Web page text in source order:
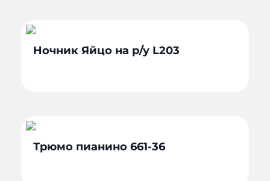
Ночник Яйцо на р/у L203
Трюмо пианино 661-36